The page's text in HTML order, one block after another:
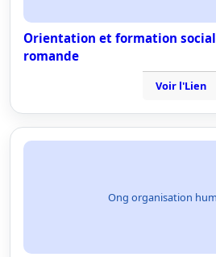
Orientation et formation
romande
Voir l'Lien
Ong organisation